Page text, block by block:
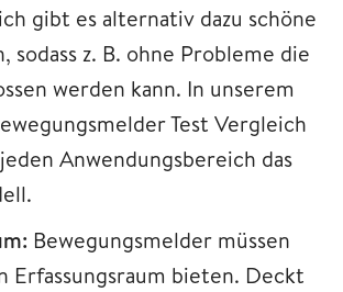
gibt es alternativ dazu schöne
sodass z. B. ohne Probleme die
werden kann. In unserem
Test Vergleich
Anwendungsbereich das
Bewegungsmelder müssen
Erfassungsraum bieten. Deckt